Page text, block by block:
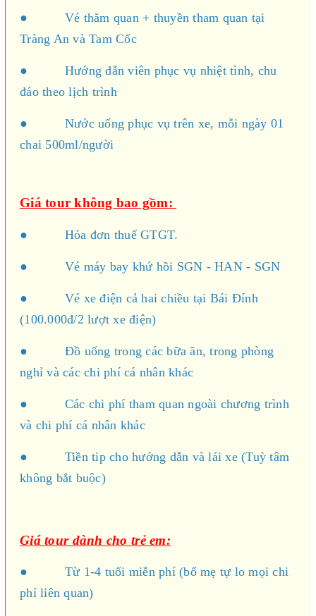
● Vé thăm quan + thuyền tham quan tại
Tràng An và Tam Cốc
● Hướng dẫn viên phục vụ nhiệt tình, chu
đáo theo lịch trình
● Nước uống phục vụ trên xe, mỗi ngày 01
chai 500ml/người
Giá tour không bao gồm:
● Hóa đơn thuế GTGT.
● Vé máy bay khứ hồi SGN - HAN - SGN
● Vé xe điện cả hai chiều tại Bái Đính
(100.000đ/2 lượt xe điện)
● Đồ uống trong các bữa ăn, trong phòng
nghỉ và các chi phí cá nhân khác
● Các chi phí tham quan ngoài chương trình
và chi phí cá nhân khác
● Tiền tip cho hướng dẫn và lái xe (Tuỳ tâm
không bắt buộc)
Giá tour dành cho trẻ em:
● Từ 1-4 tuổi miễn phí (bố mẹ tự lo mọi chi
phí liên quan)